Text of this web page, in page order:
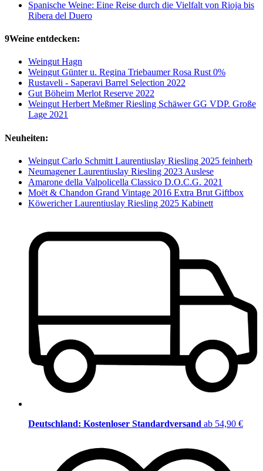
Spanische Weine: Eine Reise durch die Vielfalt von Rioja bis
Ribera del Duero
9Weine entdecken:
Weingut Hagn
Weingut Günter u. Regina Triebaumer Rosa Rust 0%
Rustaveli - Saperavi Barrel Selection 2022
Gut Böheim Merlot Reserve 2022
Weingut Herbert Meßmer Riesling Schäwer GG VDP. Große
Lage 2021
Neuheiten:
Weingut Carlo Schmitt Laurentiuslay Riesling 2025 feinherb
Neumagener Laurentiuslay Riesling 2023 Auslese
Amarone della Valpolicella Classico D.O.C.G. 2021
Moët & Chandon Grand Vintage 2016 Extra Brut Giftbox
Köwericher Laurentiuslay Riesling 2025 Kabinett
Deutschland: Kostenloser Standardversand ab 54,90 €